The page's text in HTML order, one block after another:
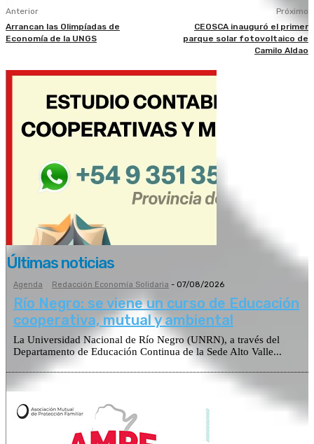
Anterior
Arrancan las Olimpíadas de
Economía de la UNGS
Próximo
CEOSCA inauguró el primer
parque solar fotovoltaico de
Camilo Aldao
Últimas noticias
Agenda Redacción Economía Solidaria - 07/08/2026
Río Negro: se viene un curso de Educación
cooperativa, mutual y ambiental
La Universidad Nacional de Río Negro (UNRN), a través del
Departamento de Educación Continua de la Sede Alto Valle...